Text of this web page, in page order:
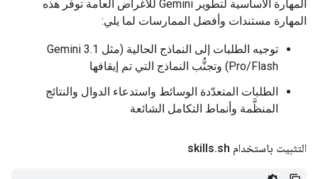
المهارة الأساسية لتطوير Gemini للأغراض العامة توفّر هذه
المهارة مستندات وأفضل الممارسات لما يلي:
توجيه الطلبات إلى النماذج الحالية (مثل Gemini 3.1
Pro/Flash) وتجنُّب النماذج التي تم إيقافها
الطلبات المتعدّدة الوسائط واستدعاء الدوال والنتائج
المنظَّمة وأنماط التكامل الشائعة
التثبيت باستخدام skills .sh